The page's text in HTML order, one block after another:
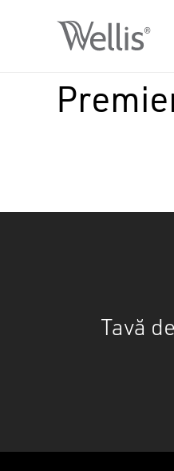
Tavă